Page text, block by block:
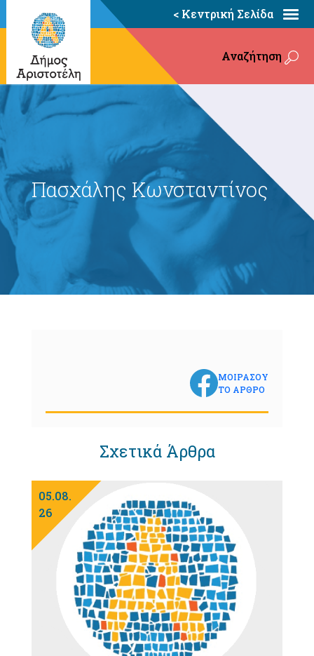
< Κεντρική Σελίδα
Αναζήτηση
Πασχάλης Κωνσταντίνος
ΜΟΙΡΑΣΟΥ
ΤΟ ΑΡΘΡΟ
Σχετικά Άρθρα
05.08.
26